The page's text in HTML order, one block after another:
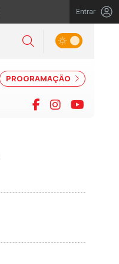
Entrar
Pesquisar
Alternar tema
PROGRAMAÇÃO
Facebook
Instagram